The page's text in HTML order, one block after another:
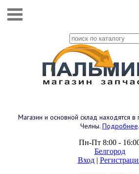
Магазин и основной склад находятся
Челны. Подробнее.
Пн-Пт 8:00 -
Белгород
Вход|